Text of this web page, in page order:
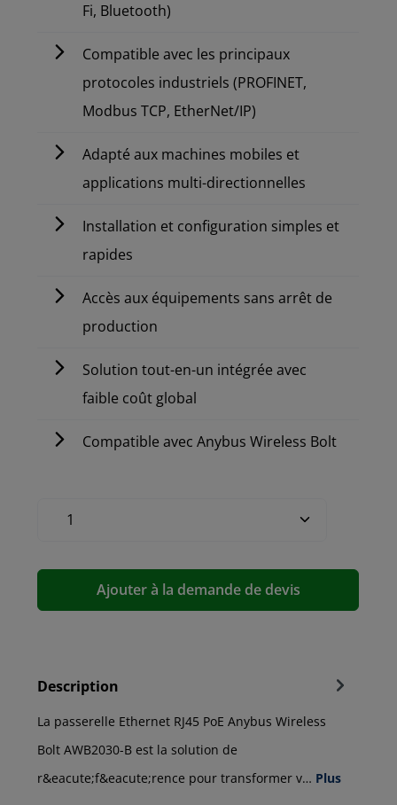
Fi, Bluetooth)
Compatible avec les principaux
protocoles industriels (PROFINET,
Modbus TCP, EtherNet/IP)
Adapté aux machines mobiles et
applications multi-directionnelles
Installation et configuration simples et
rapides
Accès aux équipements sans arrêt de
production
Solution tout-en-un intégrée avec
faible coût global
Compatible avec Anybus Wireless Bolt
Ajouter à la demande de devis
Description
La passerelle Ethernet RJ45 PoE Anybus Wireless
Bolt AWB2030-B est la solution de
r&eacute;f&eacute;rence pour transformer v… Plus